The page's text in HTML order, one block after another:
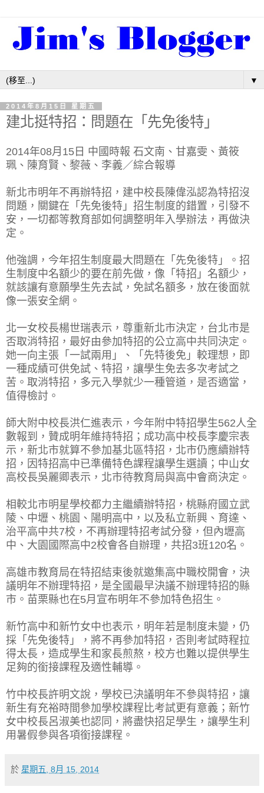
▼
2014年8月15日 星期五
建北挺特招：問題在「先免後特」
2014年08月15日 中國時報 石文南、甘嘉雯、黃筱
珮、陳育賢、黎薇、李義／綜合報導
新北市明年不再辦特招，建中校長陳偉泓認為特招沒
問題，關鍵在「先免後特」招生制度的錯置，引發不
安，一切都等教育部如何調整明年入學辦法，再做決
定。
他強調，今年招生制度最大問題在「先免後特」。招
生制度中名額少的要在前先做，像「特招」名額少，
就該讓有意願學生先去試，免試名額多，放在後面就
像一張安全網。
北一女校長楊世瑞表示，尊重新北市決定，台北市是
否取消特招，最好由參加特招的公立高中共同決定。
她一向主張「一試兩用」、「先特後免」較理想，即
一種成績可供免試、特招，讓學生免去多次考試之
苦。取消特招，多元入學就少一種管道，是否適當，
值得檢討。
師大附中校長洪仁進表示，今年附中特招學生562人全
數報到，贊成明年維持特招；成功高中校長李慶宗表
示，新北市就算不參加基北區特招，北市仍應續辦特
招，因特招高中已準備特色課程讓學生選讀；中山女
高校長吳麗卿表示，北市待教育局與高中會商決定。
相較北市明星學校都力主繼續辦特招，桃縣府國立武
陵、中壢、桃園、陽明高中，以及私立新興、育達、
治平高中共7校，不再辦理特招考試分發，但內壢高
中、大園國際高中2校會各自辦理，共招3班120名。
高雄市教育局在特招結束後就邀集高中職校開會，決
議明年不辦理特招，是全國最早決議不辦理特招的縣
市。苗栗縣也在5月宣布明年不參加特色招生。
新竹高中和新竹女中也表示，明年若是制度未變，仍
採「先免後特」，將不再參加特招，否則考試時程拉
得太長，造成學生和家長煎熬，校方也難以提供學生
足夠的銜接課程及適性輔導。
竹中校長許明文說，學校已決議明年不參與特招，讓
新生有充裕時間參加學校課程比考試更有意義；新竹
女中校長呂淑美也認同，將盡快招足學生，讓學生利
用暑假參與各項銜接課程。
於 星期五, 8月 15, 2014